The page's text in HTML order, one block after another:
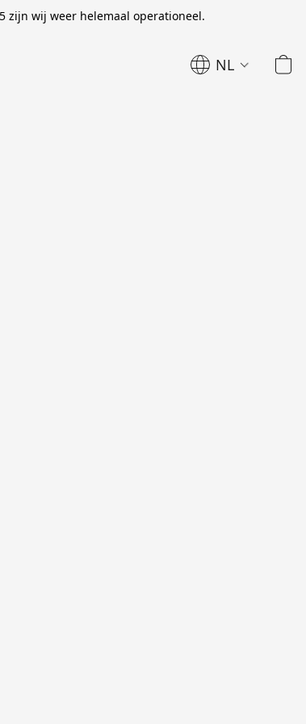
zijn wij weer helemaal operationeel.
NL